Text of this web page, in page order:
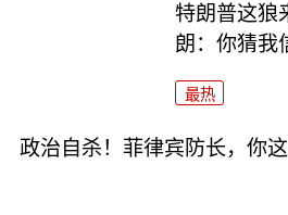
特朗普这狼
朗：你猜我
最热
政治自杀！菲律宾防长，你